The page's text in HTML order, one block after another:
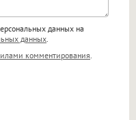
<s>, <big>,
<ul>, <ol>, <li>,
HTML,
будет
данных на
данных
комментирования